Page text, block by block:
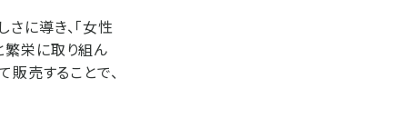
に導き、「女性
繁栄に取り組ん
販売することで、